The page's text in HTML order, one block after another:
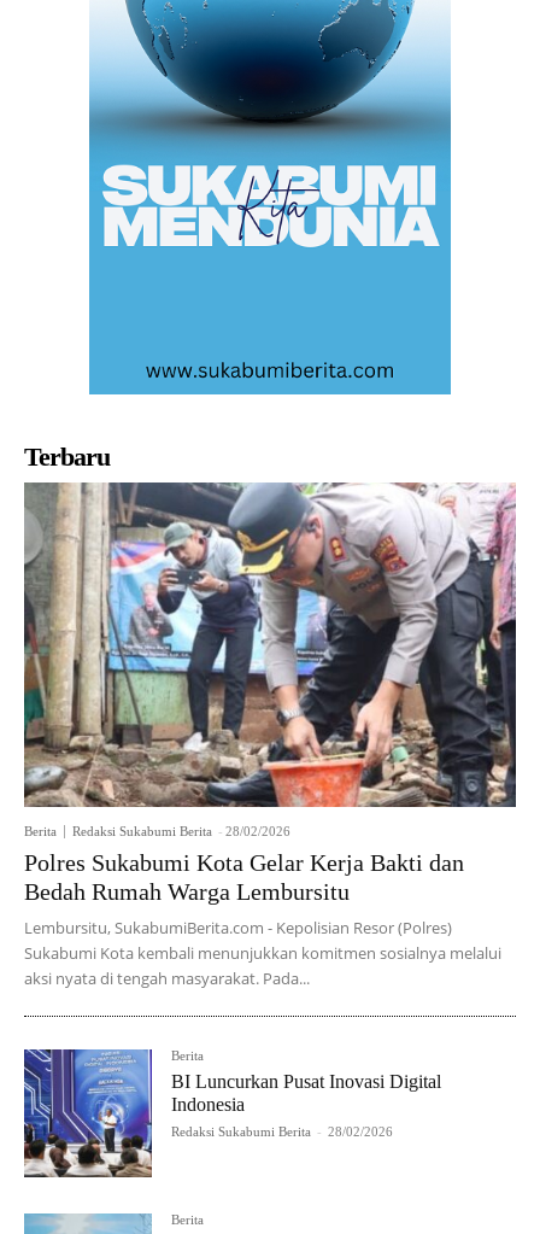
Terbaru
Berita Redaksi Sukabumi Berita - 28/02/2026
Polres Sukabumi Kota Gelar Kerja Bakti dan
Bedah Rumah Warga Lembursitu
Lembursitu, SukabumiBerita.com - Kepolisian Resor (Polres)
Sukabumi Kota kembali menunjukkan komitmen sosialnya melalui
aksi nyata di tengah masyarakat. Pada...
Berita
BI Luncurkan Pusat Inovasi Digital
Indonesia
Redaksi Sukabumi Berita - 28/02/2026
Berita